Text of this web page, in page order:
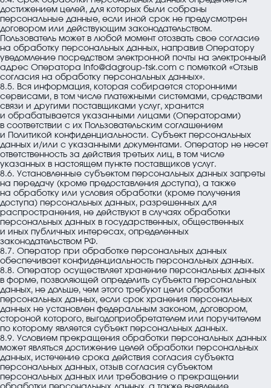
достижением целей, для которых были собраны
персональные данные, если иной срок не предусмотрен
договором или действующим законодательством.
Пользователь может в любой момент отозвать свое согласие
на обработку персональных данных, направив Оператору
уведомление посредством электронной почты на электронный
адрес Оператора info@dagroup-tsk.com с пометкой «Отзыв
согласия на обработку персональных данных».
8.5. Вся информация, которая собирается сторонними
сервисами, в том числе платежными системами, средствами
связи и другими поставщиками услуг, хранится
и обрабатывается указанными лицами (Операторами)
в соответствии с их Пользовательским соглашением
и Политикой конфиденциальности. Субъект персональных
данных и/или с указанными документами. Оператор не несет
ответственность за действия третьих лиц, в том числе
указанных в настоящем пункте поставщиков услуг.
8.6. Установленные субъектом персональных данных запреты
на передачу (кроме предоставления доступа), а также
на обработку или условия обработки (кроме получения
доступа) персональных данных, разрешенных для
распространения, не действуют в случаях обработки
персональных данных в государственных, общественных
и иных публичных интересах, определенных
законодательством РФ.
8.7. Оператор при обработке персональных данных
обеспечивает конфиденциальность персональных данных.
8.8. Оператор осуществляет хранение персональных данных
в форме, позволяющей определить субъекта персональных
данных, не дольше, чем этого требуют цели обработки
персональных данных, если срок хранения персональных
данных не установлен федеральным законом, договором,
стороной которого, выгодоприобретателем или поручителем
по которому является субъект персональных данных.
8.9. Условием прекращения обработки персональных данных
может являться достижение целей обработки персональных
данных, истечение срока действия согласия субъекта
персональных данных, отзыв согласия субъектом
персональных данных или требование о прекращении